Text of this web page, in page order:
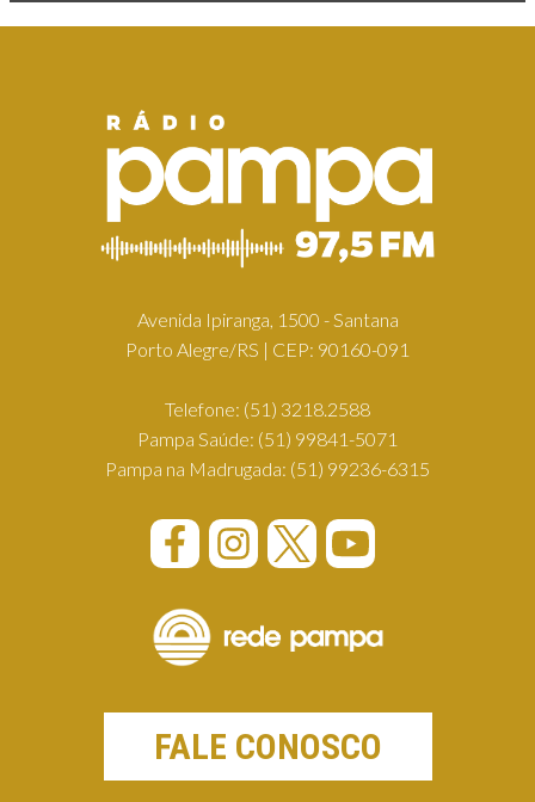
Avenida Ipiranga, 1500 - Santana
Porto Alegre/RS | CEP: 90160-091
Telefone: (51) 3218.2588
Pampa Saúde: (51) 99841-5071
Pampa na Madrugada: (51) 99236-6315
FALE CONOSCO